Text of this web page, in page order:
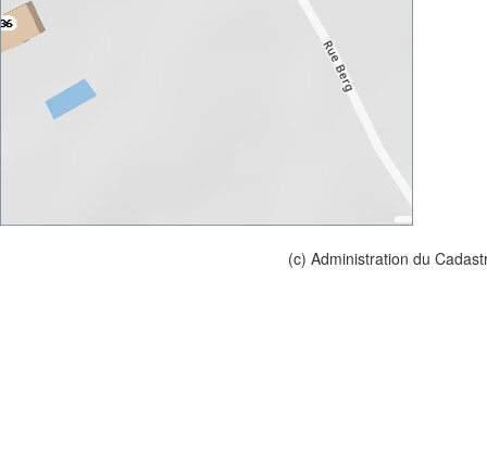
(c) Administration du